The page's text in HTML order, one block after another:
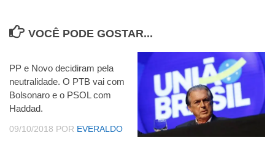
VOCÊ PODE GOSTAR...
PP e Novo decidiram pela
neutralidade. O PTB vai com
Bolsonaro e o PSOL com
Haddad.
09/10/2018 POR EVERALDO